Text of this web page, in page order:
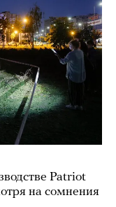
Patriot
на сомнения